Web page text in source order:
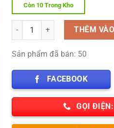
Còn 10 Trong Kho
Số lượng THÊM
Sản phẩm đã bán: 50
FACEBOOK
GỌI